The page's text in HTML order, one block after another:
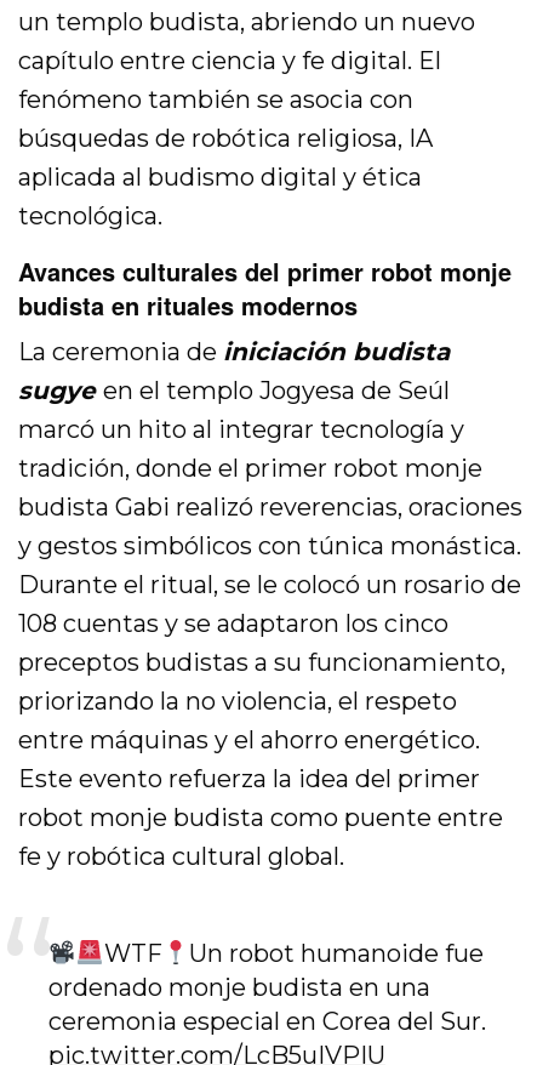
un templo budista, abriendo un nuevo
capítulo entre ciencia y fe digital. El
fenómeno también se asocia con
búsquedas de robótica religiosa, IA
aplicada al budismo digital y ética
tecnológica.
Avances culturales del primer robot monje
budista en rituales modernos
La ceremonia de iniciación budista
sugyeen el templo Jogyesa de Seúl
marcó un hito al integrar tecnología y
tradición, donde el primer robot monje
budista Gabi realizó reverencias, oraciones
y gestos simbólicos con túnica monástica.
Durante el ritual, se le colocó un rosario de
108 cuentas y se adaptaron los cinco
preceptos budistas a su funcionamiento,
priorizando la no violencia, el respeto
entre máquinas y el ahorro energético.
Este evento refuerza la idea del primer
robot monje budista como puente entre
fe y robótica cultural global.
WTF
Un robot humanoide fue
ordenado monje budista en una
ceremonia especial en Corea del Sur.
pic.twitter.com/LcB5uIVPIU